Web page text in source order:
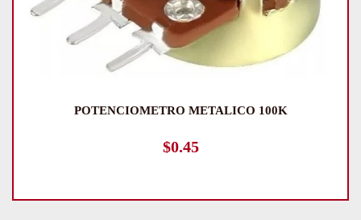
POTENCIOMETRO METALICO 100K
$0.45